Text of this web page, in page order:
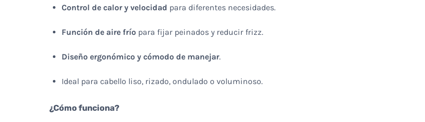
Control de calor y velocidad para diferentes necesidades.
Función de aire frío para fijar peinados y reducir frizz.
Diseño ergonómico y cómodo de manejar.
Ideal para cabello liso, rizado, ondulado o voluminoso.
¿Cómo funciona?